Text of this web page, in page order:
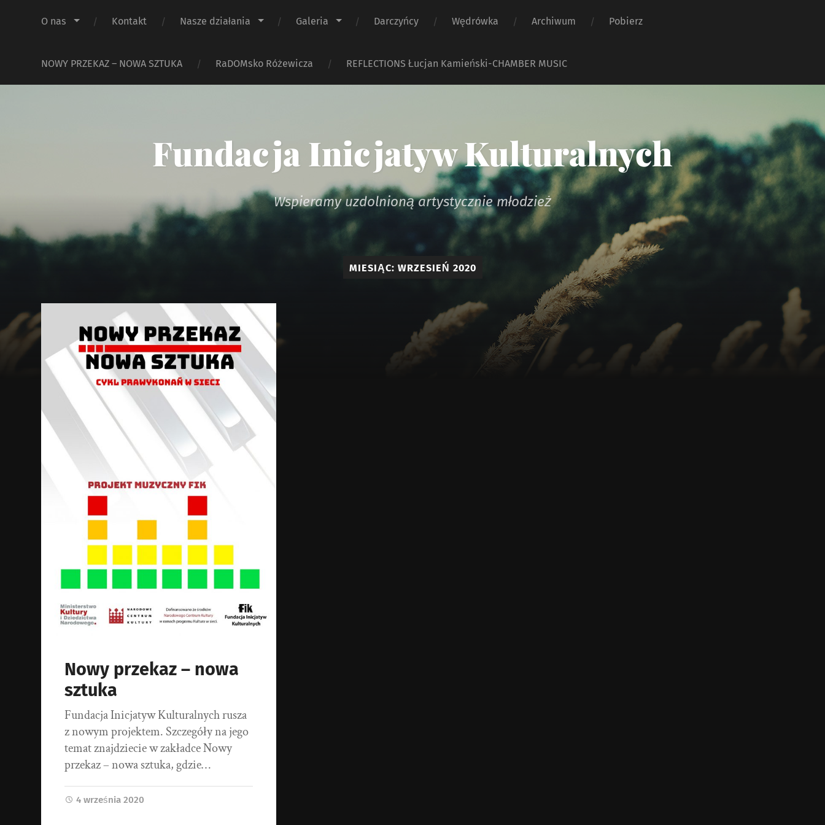
O nas Kontakt Nasze działania Galeria Darczyńcy Wędrówka Archiwum Pobierz
NOWY PRZEKAZ – NOWA SZTUKA RaDOMsko Różewicza REFLECTIONS Łucjan Kamieński-CHAMBER MUSIC
Fundacja Inicjatyw Kulturalnych
Wspieramy uzdolnioną artystycznie młodzież
MIESIĄC: WRZESIEŃ 2020
Nowy przekaz – nowa
sztuka
Fundacja Inicjatyw Kulturalnych rusza
z nowym projektem. Szczegóły na jego
temat znajdziecie w zakładce Nowy
przekaz – nowa sztuka, gdzie…
4 września 2020